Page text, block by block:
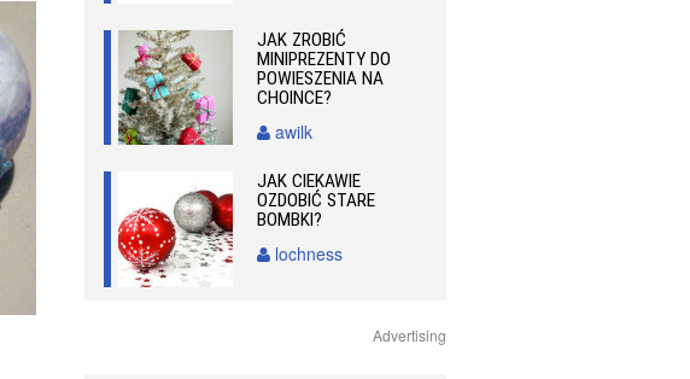
JAK ZROBIĆ
MINIPREZENTY DO
POWIESZENIA NA
CHOINCE?
awilk
JAK CIEKAWIE
OZDOBIĆ STARE
BOMBKI?
lochness
Advertising